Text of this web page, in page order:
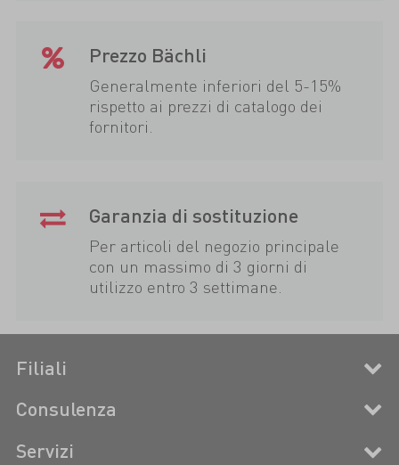
Prezzo Bächli
Generalmente inferiori del 5-15%
rispetto ai prezzi di catalogo dei
fornitori.
Garanzia di sostituzione
Per articoli del negozio principale
con un massimo di 3 giorni di
utilizzo entro 3 settimane.
Filiali
Consulenza
Servizi